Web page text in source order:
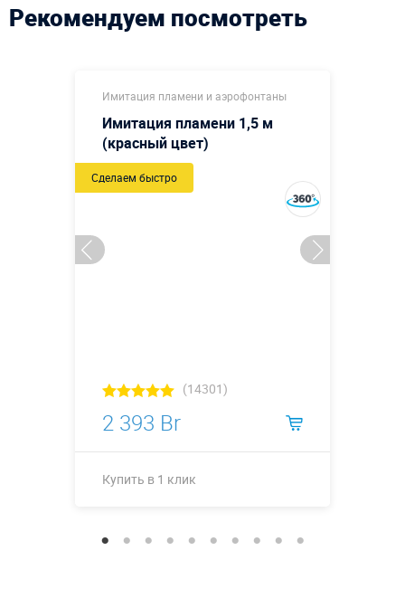
Рекомендуем посмотреть
Имитация пламени и аэрофонтаны
Имитация пламени 1,5 м
(красный цвет)
Сделаем быстро
(14301)
2 393 Br
Купить в 1 клик